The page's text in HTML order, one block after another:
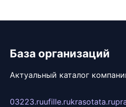
База организаций
Актуальный каталог
03223.ruufille.rukrasotata.ru